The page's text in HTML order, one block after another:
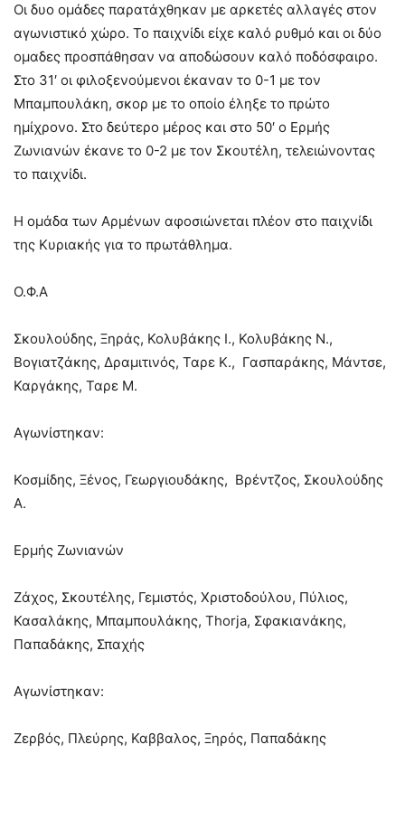
Οι δυο ομάδες παρατάχθηκαν με αρκετές αλλαγές στον
αγωνιστικό χώρο. Το παιχνίδι είχε καλό ρυθμό και οι δύο
ομαδες προσπάθησαν να αποδώσουν καλό ποδόσφαιρο.
Στο 31′ οι φιλοξενούμενοι έκαναν το 0-1 με τον
Μπαμπουλάκη, σκορ με το οποίο έληξε το πρώτο
ημίχρονο. Στο δεύτερο μέρος και στο 50′ ο Ερμής
Ζωνιανών έκανε το 0-2 με τον Σκουτέλη, τελειώνοντας
το παιχνίδι.
Η ομάδα των Αρμένων αφοσιώνεται πλέον στο παιχνίδι
της Κυριακής για το πρωτάθλημα.
Ο.Φ.Α
Σκουλούδης, Ξηράς, Κολυβάκης Ι., Κολυβάκης Ν.,
Βογιατζάκης, Δραμιτινός, Ταρε Κ., Γασπαράκης, Μάντσε,
Καργάκης, Ταρε Μ.
Αγωνίστηκαν:
Κοσμίδης, Ξένος, Γεωργιουδάκης, Βρέντζος, Σκουλούδης
Α.
Ερμής Ζωνιανών
Ζάχος, Σκουτέλης, Γεμιστός, Χριστοδούλου, Πύλιος,
Κασαλάκης, Μπαμπουλάκης, Thorja, Σφακιανάκης,
Παπαδάκης, Σπαχής
Αγωνίστηκαν:
Ζερβός, Πλεύρης, Καββαλος, Ξηρός, Παπαδάκης